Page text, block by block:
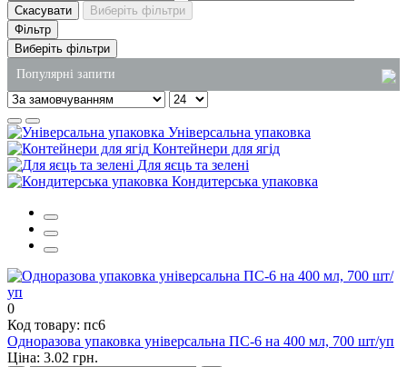
Скасувати
Виберіть фільтри
Фільтр
Виберіть фільтри
Популярні запити
одноразові контейнери ціна
тримачі для кавових стаканів
мило рідке 5 літрів
купити харчові відра
паперові рушники купити оптом
Універсальна упаковка
Контейнери для ягід
Для яєць та зелені
Кондитерська упаковка
0
Код товару: пс6
Одноразова упаковка універсальна ПС-6 на 400 мл, 700 шт/уп
Ціна: 3.02 грн.